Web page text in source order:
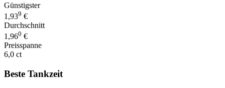
Günstigster
1,939 €
Durchschnitt
1,960 €
Preisspanne
6,0 ct
Beste Tankzeit